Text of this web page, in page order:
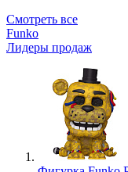
Смотреть все
Funko
Лидеры продаж